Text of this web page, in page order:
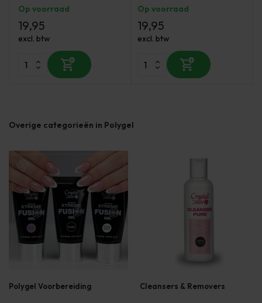
Op voorraad
19,95
excl. btw
Op voorraad
19,95
excl. btw
Overige categorieën in Polygel
Polygel Voorbereiding Cleansers & Removers